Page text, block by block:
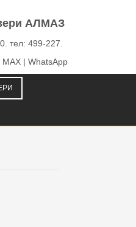
АЛМАЗ
тел: 499-227.
| WhatsApp